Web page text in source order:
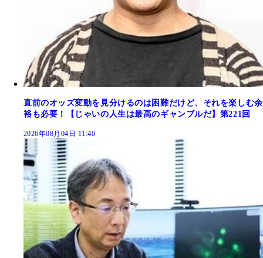
直前のオッズ変動を見分けるのは困難だけど、それを楽しむ余
裕も必要！【じゃいの人生は最高のギャンブルだ】第221回
2026年08月04日 11:40